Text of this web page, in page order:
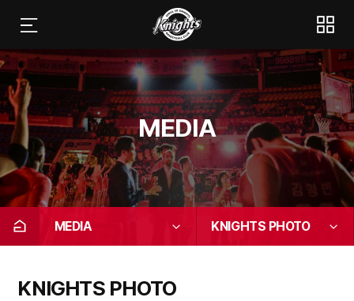
MEDIA
MEDIA KNIGHTS PHOTO
KNIGHTS PHOTO